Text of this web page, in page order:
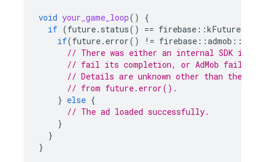
void your_game_loop()
{
if (future. status() == firebase ::
if(future. error() != firebase ::admob ::
// There was either an internal SDK
// fail its completion, or AdMob failed
// Details are unknown other than the
// from future.error().
} else {
// The ad loaded successfully.
}
}
}